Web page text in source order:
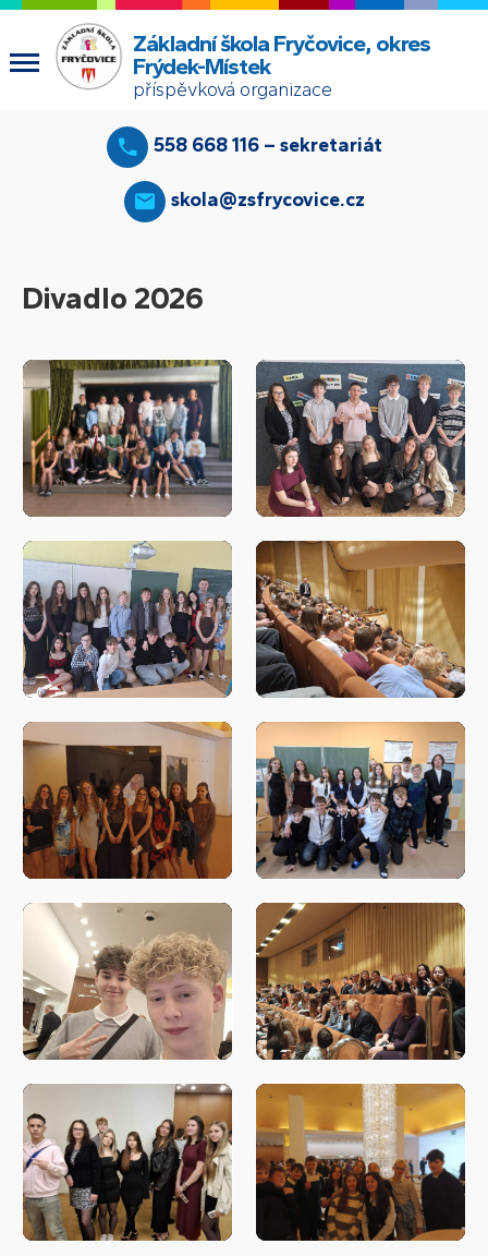
Základní škola Fryčovice, okres
Frýdek-Místek
příspěvková organizace
558 668 116 – sekretariát
skola@zsfrycovice.cz
Divadlo 2026